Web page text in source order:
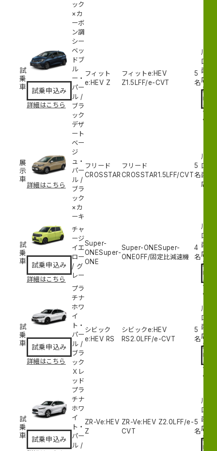
ック
×カ
ーボ
ン調
試
乗
車
試乗申込み
詳細はこちら
シー
ベッ
ドブ
ル
ー・
パー
ル/
ブラ
ック
フィット
e:HEV Z
フィットe:HEV
Z1.5LFF/e-CVT
5
名
川
口
西
店試
乗
申
込
み
展
示
車
詳細はこちら
デザ
ート
ベー
ジ
ュ・
パー
ル/
ブラ
ック
×カ
ーキ
フリード
CROSSTAR
フリード
CROSSTAR1.5LFF/CVT
5
名
川
口
西
店
試
乗
車
試乗申込み
詳細はこちら
チャ
ージ
イエ
ロー
/ グ
レー
Super-
ONESuper-
ONE
Super-ONESuper-
ONE0 FF/固定比減速機
4
名
川
口
西
店試
乗
申
込
み
試
乗
車
試乗申込み
詳細はこちら
プラ
チナ
ホワ
イ
ト・
パー
ル/
ブラ
ック
Ｘレ
ッド
シビック
e:HEV RS
シビックe:HEV
RS2.0LFF/e-CVT
5
名
川
口
西
店試
乗
申
込
み
試
乗
車
試乗申込み
プラ
チナ
ホワ
イ
ト・
パー
ル/
ZR-Ve:HEV
Z
ZR-Ve:HEV Z2.0LFF/e-
CVT
5
名
川
口
西
店試
乗
申